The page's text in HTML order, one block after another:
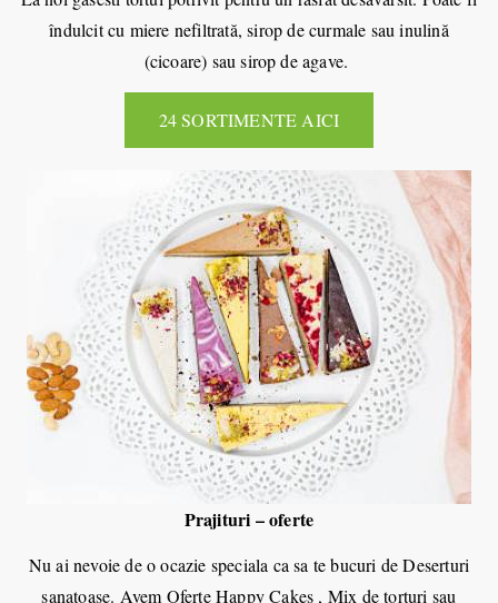
îndulcit cu miere nefiltrată, sirop de curmale sau inulină
(cicoare) sau sirop de agave.
24 SORTIMENTE AICI
Prajituri – oferte
Nu ai nevoie de o ocazie speciala ca sa te bucuri de Deserturi
sanatoase. Avem Oferte Happy Cakes , Mix de torturi sau